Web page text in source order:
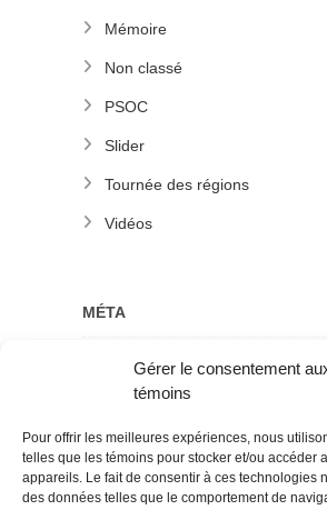
Gérer le consentement
témoins
Pour offrir les meilleures expériences, nous
telles que les témoins pour stocker et/ou accéder
appareils. Le fait de consentir à ces technologies
des données telles que le comportement de
Mémoire
Non classé
PSOC
Slider
Tournée des régions
Vidéos
MÉTA
Connexion
Flux des commentaires
Site de WordPress-FR